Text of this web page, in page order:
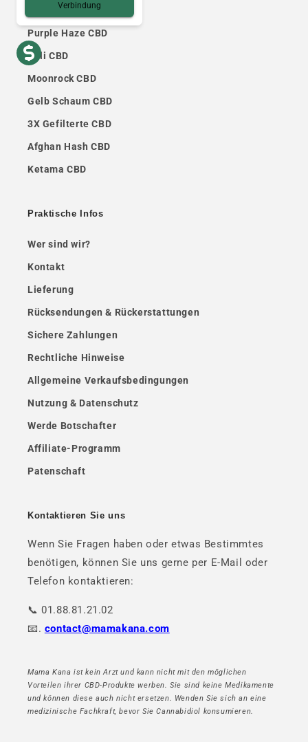
OG Kush CBD
Purple Haze CBD
Cali CBD
Moonrock CBD
Gelb Schaum CBD
3X Gefilterte CBD
Afghan Hash CBD
Ketama CBD
Praktische Infos
Wer sind wir?
Kontakt
Lieferung
Rücksendungen & Rückerstattungen
Sichere Zahlungen
Rechtliche Hinweise
Allgemeine Verkaufsbedingungen
Nutzung & Datenschutz
Werde Botschafter
Affiliate-Programm
Patenschaft
Kontaktieren Sie uns
Wenn Sie Fragen haben oder etwas Bestimmtes
benötigen, können Sie uns gerne per E-Mail oder
Telefon kontaktieren:
📞 01.88.81.21.02
📧. contact@mamakana.com
Mama Kana ist kein Arzt und kann nicht mit den möglichen
Vorteilen ihrer CBD-Produkte werben. Sie sind keine Medikamente
und können diese auch nicht ersetzen. Wenden Sie sich an eine
medizinische Fachkraft, bevor Sie Cannabidiol konsumieren.
Verbindung